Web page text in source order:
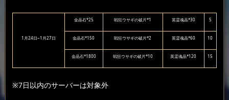
1月24日~1月27日
金晶石*25 戦狂ウサギの破片*1 英霊魂晶*30 5
金晶石*150 戦狂ウサギの破片*2 英霊魂晶*60 10
金晶石*1800 戦狂ウサギの破片*10 英霊魂晶*120 15
※7日以内のサーバーは対象外